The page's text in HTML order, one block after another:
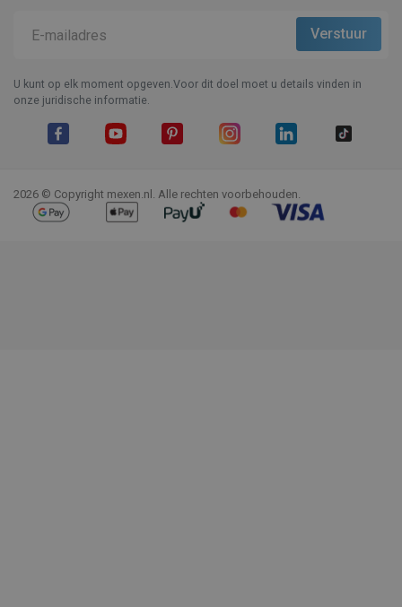
U kunt op elk moment opgeven.Voor dit doel moet u details vinden in
onze juridische informatie.
2026 © Copyright mexen.nl. Alle rechten voorbehouden.